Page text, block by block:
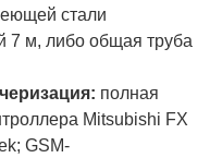
стали
7 м, либо общая труба
полная
Mitsubishi FX
GSM-